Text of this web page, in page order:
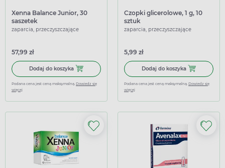
Xenna Balance Junior, 30
saszetek
zaparcia, przeczyszczające
57,99 zł
Dodaj do koszyka Dodaj do koszyka Xenna Balance Junior, 30 saszetek
Podana cena jest ceną maksymalną. Dowiedz się
więcej
Czopki glicerolowe, 1 g, 10
sztuk
zaparcia, przeczyszczające
5,99 zł
Dodaj do koszyka Dodaj do
Podana cena jest ceną maksymalną. Dowiedz się
więcej